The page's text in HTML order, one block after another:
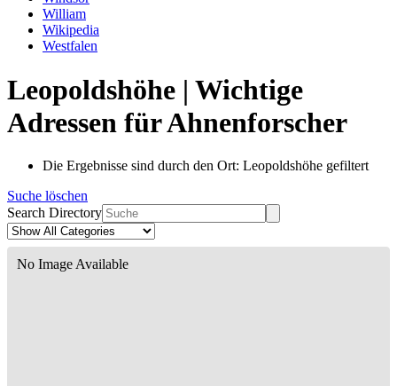
William
Wikipedia
Westfalen
Leopoldshöhe | Wichtige
Adressen für Ahnenforscher
Die Ergebnisse sind durch den Ort: Leopoldshöhe gefiltert
Suche löschen
Search Directory
No Image Available